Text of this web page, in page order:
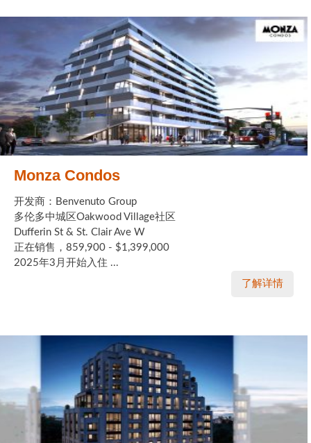
Monza Condos
开发商：Benvenuto Group
多伦多中城区Oakwood Village社区
Dufferin St & St. Clair Ave W
正在销售，859,900 - $1,399,000
2025年3月开始入住 ...
了解详情